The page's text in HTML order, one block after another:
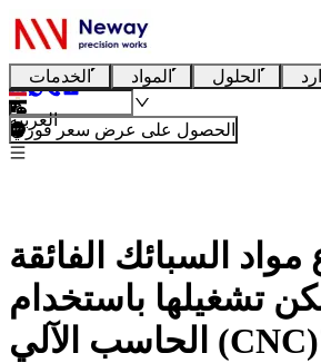
الخدمات المواد الحلول
العربية
الحصول على عرض سعر فوري
السبائك الفائقة
تشغيلها باستخدام